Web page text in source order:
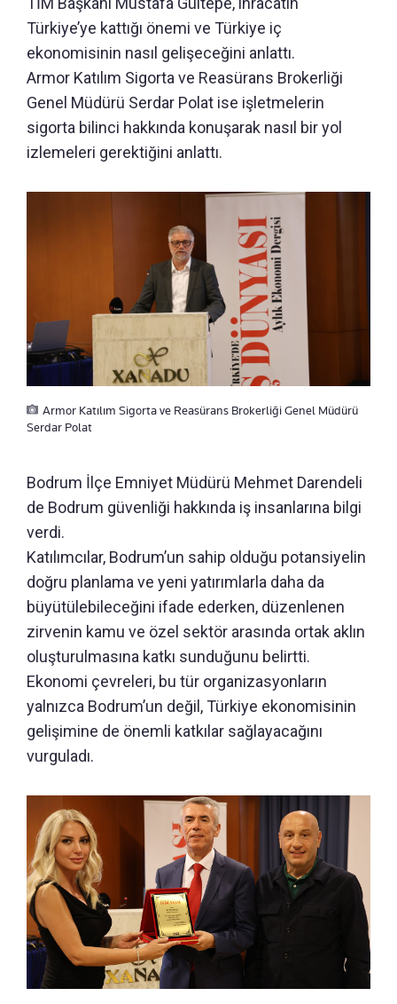
Türkiye’ye kattığı önemi ve Türkiye iç
ekonomisinin nasıl gelişeceğini anlattı.
Armor Katılım Sigorta ve Reasürans Brokerliği
Genel Müdürü Serdar Polat ise işletmelerin
sigorta bilinci hakkında konuşarak nasıl bir yol
izlemeleri gerektiğini anlattı.
Armor Katılım Sigorta ve Reasürans Brokerliği Genel Müdürü
Serdar Polat
Bodrum İlçe Emniyet Müdürü Mehmet Darendeli
de Bodrum güvenliği hakkında iş insanlarına bilgi
verdi.
Katılımcılar, Bodrum’un sahip olduğu potansiyelin
doğru planlama ve yeni yatırımlarla daha da
büyütülebileceğini ifade ederken, düzenlenen
zirvenin kamu ve özel sektör arasında ortak aklın
oluşturulmasına katkı sunduğunu belirtti.
Ekonomi çevreleri, bu tür organizasyonların
yalnızca Bodrum’un değil, Türkiye ekonomisinin
gelişimine de önemli katkılar sağlayacağını
vurguladı.